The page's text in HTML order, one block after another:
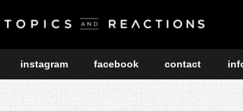
instagram facebook contact